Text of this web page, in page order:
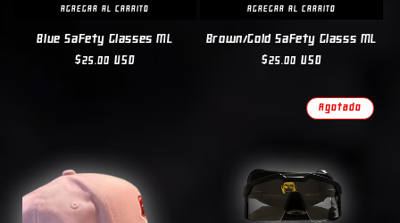
AGREGAR AL CARRITO
Blue Safety Glasses ML
Precio
$25.00 USD
AGREGAR AL CARRITO
Brown/Gold Safety Glasss ML
Precio
$25.00 USD
Agotado